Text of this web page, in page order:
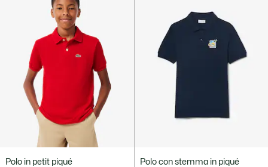
Polo in petit piqué
Polo con stemma in piqué